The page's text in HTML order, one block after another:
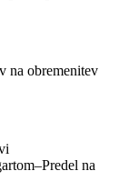
na obremenitev
na